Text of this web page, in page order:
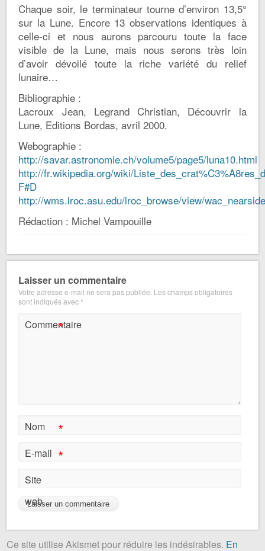
Chaque soir, le terminateur tourne d’environ 13,5°
sur la Lune. Encore 13 observations identiques à
celle-ci et nous aurons parcouru toute la face
visible de la Lune, mais nous serons très loin
d’avoir dévoilé toute la riche variété du relief
lunaire…
Bibliographie :
Lacroux Jean, Legrand Christian, Découvrir la
Lune, Editions Bordas, avril 2000.
Webographie :
http://savar.astronomie.ch/volume5/page5/luna10.html
http://fr.wikipedia.org/wiki/
F#D
http://wms.lroc.asu.edu/lroc_browse/view/
Rédaction : Michel Vampouille
Laisser un commentaire
Votre adresse e-mail ne sera pas publiée. Les champs obligatoires
sont indiqués avec*
Commentaire
*
Nom *
E-mail *
Site
web
Ce site utilise Akismet pour réduire les indésirables. En